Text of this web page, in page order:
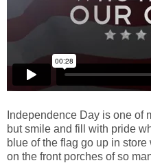
Independence Day is one of
but smile and fill with pride
blue of the flag go up in
on the front porches of so